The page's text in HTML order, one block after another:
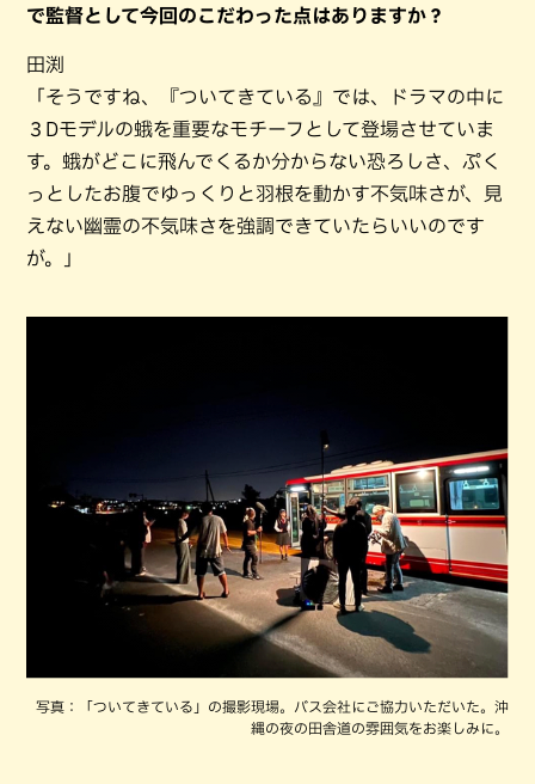
で監督として今回のこだわった点はありますか？
田渕
「そうですね、『ついてきている』では、ドラマの中に
３Dモデルの蛾を重要なモチーフとして登場させていま
す。蛾がどこに飛んでくるか分からない恐ろしさ、ぷく
っとしたお腹でゆっくりと羽根を動かす不気味さが、見
えない幽霊の不気味さを強調できていたらいいのです
が。」
写真：「ついてきている」の撮影現場。バス会社にご協力いただいた。沖
縄の夜の田舎道の雰囲気をお楽しみに。